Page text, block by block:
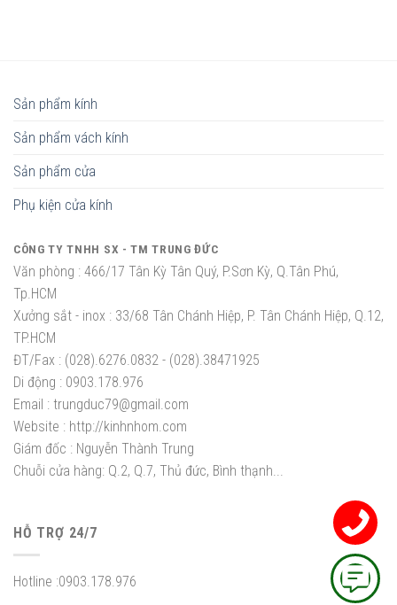
Sản phẩm kính
Sản phẩm vách kính
Sản phẩm cửa
Phụ kiện cửa kính
CÔNG TY TNHH SX - TM TRUNG ĐỨC
Văn phòng : 466/17 Tân Kỳ Tân Quý, P.Sơn Kỳ, Q.Tân Phú,
Tp.HCM
Xưởng sắt - inox : 33/68 Tân Chánh Hiệp, P. Tân Chánh Hiệp, Q.12,
TP.HCM
ĐT/Fax : (028).6276.0832 - (028).38471925
Di động : 0903.178.976
Email : trungduc79@gmail.com
Website : http://kinhnhom.com
Giám đốc : Nguyễn Thành Trung
Chuỗi cửa hàng: Q.2, Q.7, Thủ đức, Bình thạnh...
HỖ TRỢ 24/7
Hotline :0903.178.976